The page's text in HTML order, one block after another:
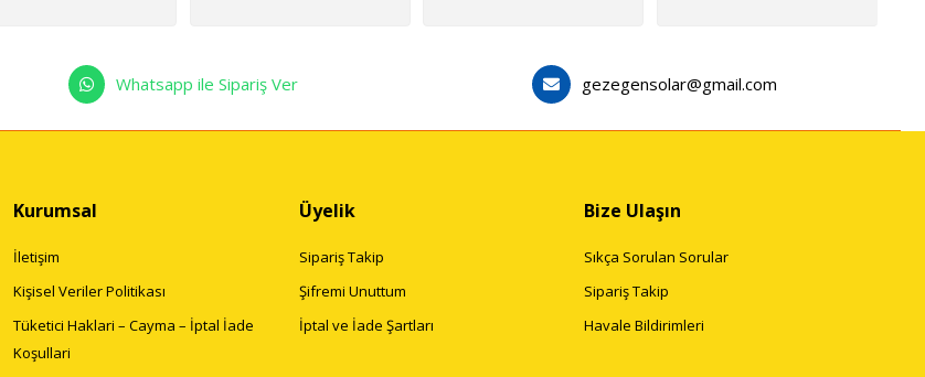
Whatsapp ile Sipariş Ver gezegensolar@gmail.com
Kurumsal
İletişim
Kişisel Veriler Politikası
Tüketici Haklari – Cayma – İptal İade
Koşullari
Üyelik
Sipariş Takip
Şifremi Unuttum
İptal ve İade Şartları
Bize Ulaşın
Sıkça Sorulan Sorular
Sipariş Takip
Havale Bildirimleri